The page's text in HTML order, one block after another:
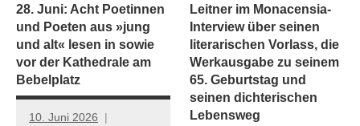
28. Juni: Acht Poetinnen
und Poeten aus »jung
und alt« lesen in sowie
vor der Kathedrale am
Bebelplatz
10. Juni 2026
Leitner im Monacensia-
Interview über seinen
literarischen Vorlass, die
Werkausgabe zu seinem
65. Geburtstag und
seinen dichterischen
Lebensweg